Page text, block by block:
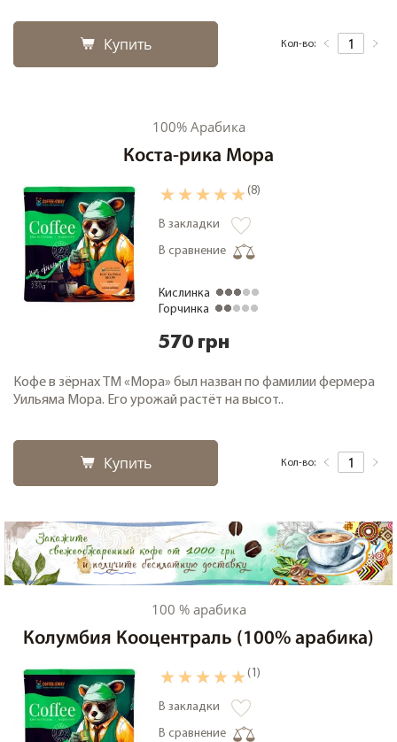
Купить Кол-во:
100% Арабика
Коста-рика Мора
(8)
В закладки
В сравнение
Кислинка
Горчинка
570 грн
Кофе в зёрнах ТМ «Мора» был назван по фамилии фермера
Уильяма Мора. Его урожай растёт на высот..
Купить Кол-во:
100 % арабика
Колумбия Кооцентраль (100% арабика)
(1)
В закладки
В сравнение